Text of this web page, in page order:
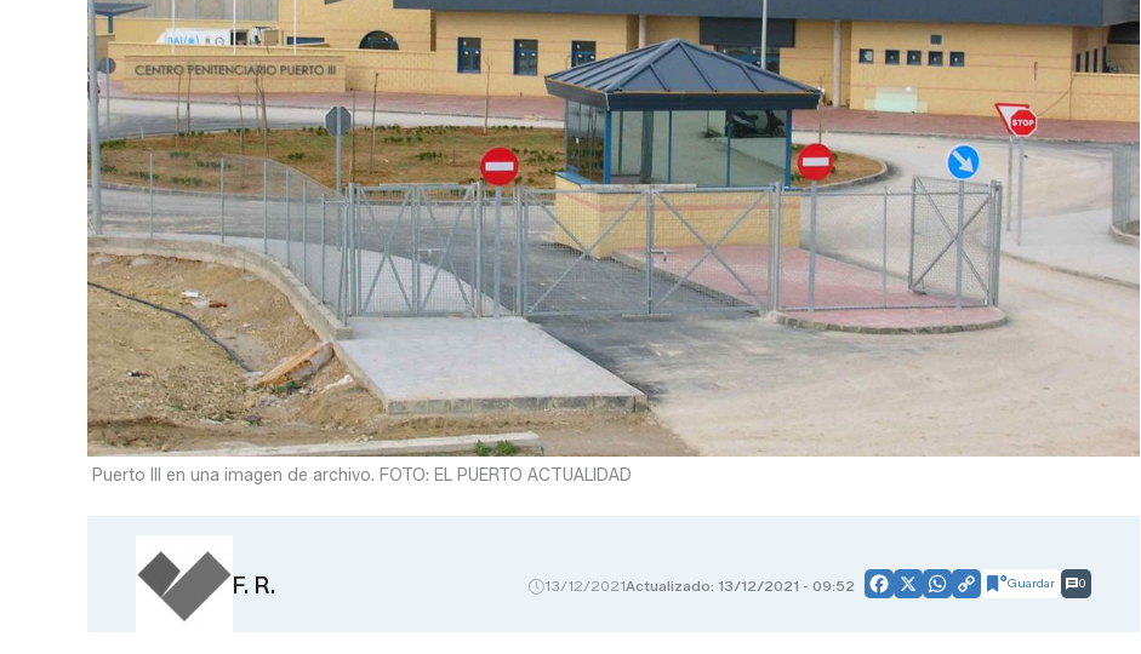
Puerto III en una imagen de archivo. FOTO: EL PUERTO ACTUALIDAD
F. R. 13/12/2021Actualizado: 13/12/2021 - 09:52 Facebook
X WhatsApp
CopyGuardar 0